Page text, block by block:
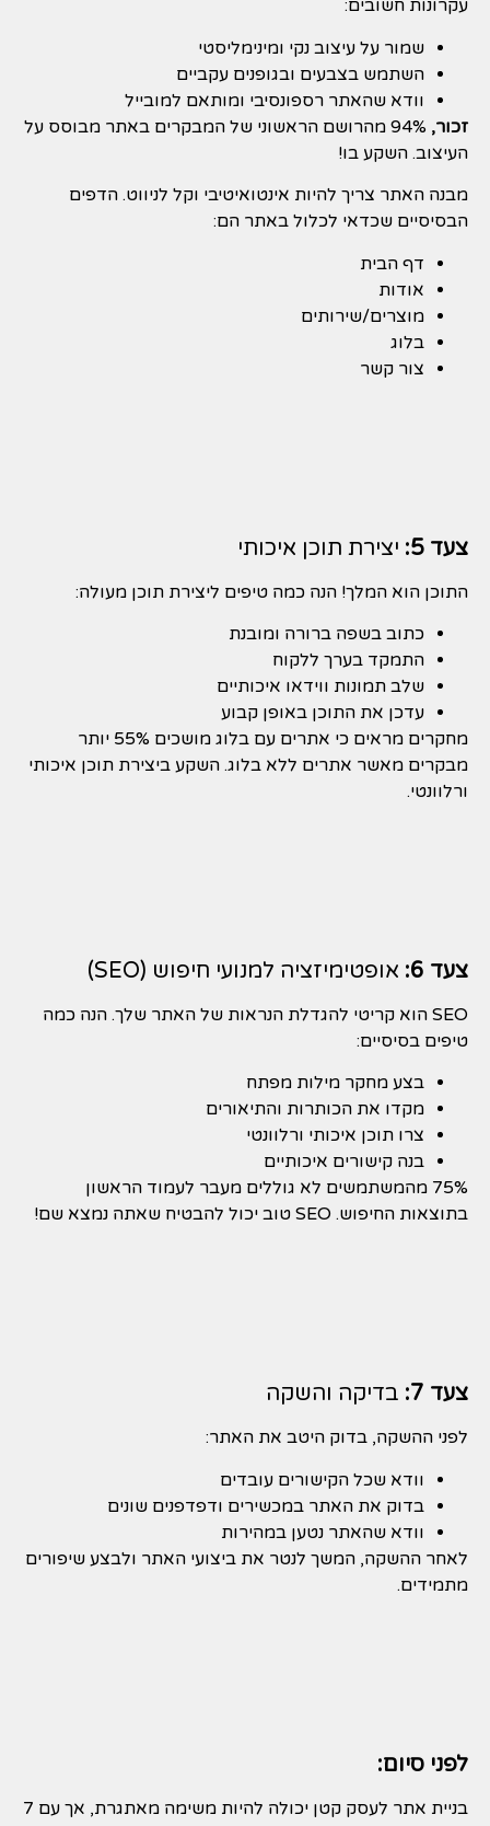
עקרונות חשובים:
שמור על עיצוב נקי ומינימליסטי
השתמש בצבעים ובגופנים עקביים
וודא שהאתר רספונסיבי ומותאם למובייל
זכור,
94% מהרושם הראשוני של המבקרים באתר מבוסס על
העיצוב. השקע בו!
מבנה האתר צריך להיות אינטואיטיבי וקל לניווט. הדפים
הבסיסיים שכדאי לכלול באתר הם:
דף הבית
אודות
מוצרים/שירותים
בלוג
צור קשר
צעד 5: יצירת תוכן איכותי
התוכן הוא המלך! הנה כמה טיפים ליצירת תוכן מעולה:
כתוב בשפה ברורה ומובנת
התמקד בערך ללקוח
שלב תמונות ווידאו איכותיים
עדכן את התוכן באופן קבוע
מחקרים מראים כי אתרים עם בלוג מושכים 55% יותר
מבקרים מאשר אתרים ללא בלוג. השקע ביצירת תוכן איכותי
ורלוונטי.
צעד 6: אופטימיזציה למנועי חיפוש (SEO)
SEO הוא קריטי להגדלת הנראות של האתר שלך. הנה כמה
טיפים בסיסיים:
בצע מחקר מילות מפתח
מקדו את הכותרות והתיאורים
צרו תוכן איכותי ורלוונטי
בנה קישורים איכותיים
75% מהמשתמשים לא גוללים מעבר לעמוד הראשון
בתוצאות החיפוש. SEO טוב יכול להבטיח שאתה נמצא שם!
צעד 7: בדיקה והשקה
לפני ההשקה, בדוק היטב את האתר:
וודא שכל הקישורים עובדים
בדוק את האתר במכשירים ודפדפנים שונים
וודא שהאתר נטען במהירות
לאחר ההשקה, המשך לנטר את ביצועי האתר ולבצע שיפורים
מתמידים.
לפני סיום:
בניית אתר לעסק קטן יכולה להיות משימה מאתגרת, אך עם 7